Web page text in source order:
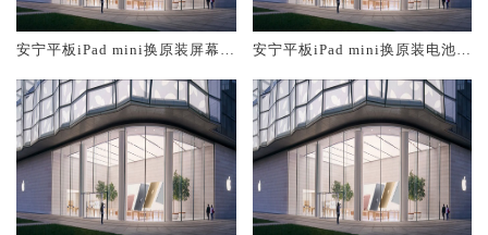
安宁平板iPad mini换原装屏幕服
安宁平板iPad mini换原装电池维